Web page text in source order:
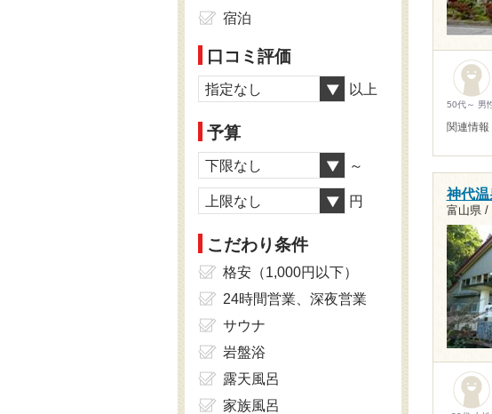
50代～ 男
関連情報
神代温
富山県 /
宿泊
口コミ評価
指定なし 以上
予算
下限なし ～
上限なし 円
こだわり条件
格安（1,000円以下）
24時間営業、深夜営業
サウナ
岩盤浴
露天風呂
家族風呂